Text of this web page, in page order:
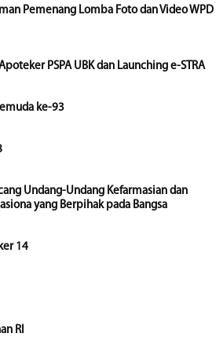
Pemenang Lomba Foto dan Video WPD
PSPA UBK dan Launching e-STRA
ke-93
Undang-Undang Kefarmasian dan
yang Berpihak pada Bangsa
14
RI